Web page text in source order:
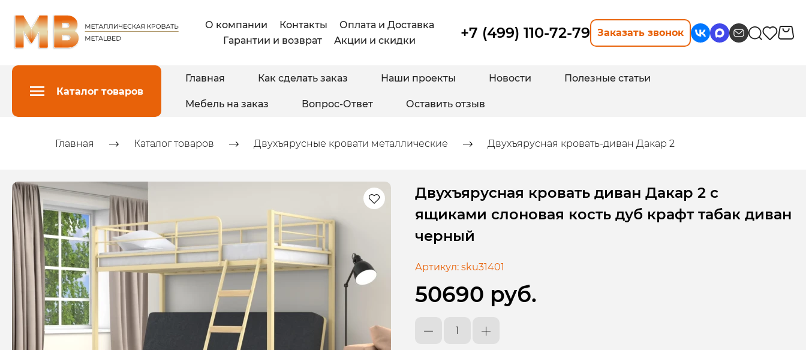
О компании Контакты
Оплата и Доставка
Гарантии и возврат
Акции и скидки +7 (499) 110-72-79 Заказать звонок
Каталог товаров
Главная Как сделать заказ Наши проекты Новости Полезные статьи
Мебель на заказ Вопрос-Ответ Оставить отзыв
Главная Каталог товаров Двухъярусные кровати металлические Двухъярусная кровать-диван Дакар 2
Двухъярусная кровать диван Дакар 2 с
ящиками слоновая кость дуб крафт табак диван
черный
Артикул: sku31401
50690 руб.